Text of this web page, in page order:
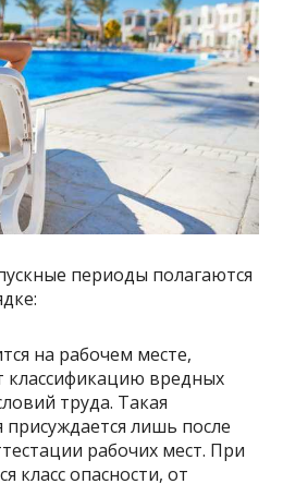
периоды полагаются
на рабочем месте,
классификацию вредных
труда. Такая
присуждается лишь после
рабочих мест. При
класс опасности, от